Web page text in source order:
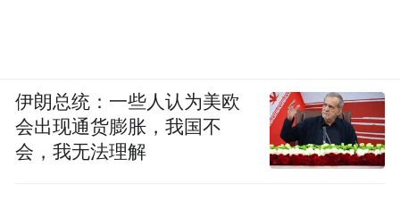
伊朗总统：一些人认为美欧
会出现通货膨胀，我国不
会，我无法理解